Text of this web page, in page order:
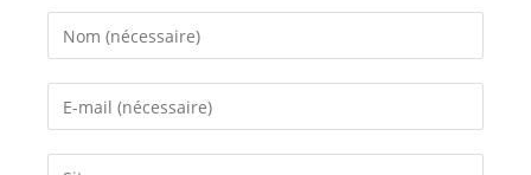
Enter
your
name
Enter
your
email
Saisir